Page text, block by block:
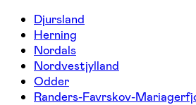
Djursland
Herning
Nordals
Nordvestjylland
Odder
Randers-Favrskov-